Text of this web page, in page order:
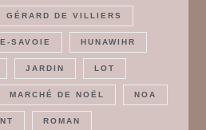
GÉRARD DE VILLIERS
SAVOIE HUNAWIHR
JARDIN LOT
MARCHÉ DE NOËL NOA
ROMAN